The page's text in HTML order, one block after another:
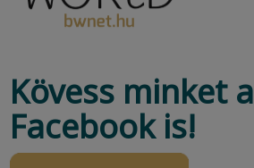
Kövess minket a
Facebook is!